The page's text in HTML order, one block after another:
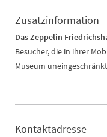
Zusatzinformation
Das Zeppelin
Besucher, die in ihrer
Museum
Kontaktadresse